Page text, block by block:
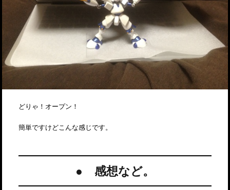
どりゃ！オープン！
簡単ですけどこんな感じです。
● 感想など。